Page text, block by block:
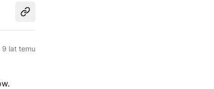
Udostępnij
9 lat temu